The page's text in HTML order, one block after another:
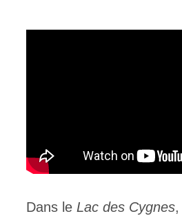
Dans le Lac des Cygnes